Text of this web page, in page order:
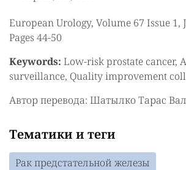
European Urology, Volume 67 Issue 1,
Pages 44-50
Keywords: Low-risk prostate cancer,
surveillance, Quality improvement
Автор перевода: Шатылко Тарас
Тематики и теги
Рак предстательной железы